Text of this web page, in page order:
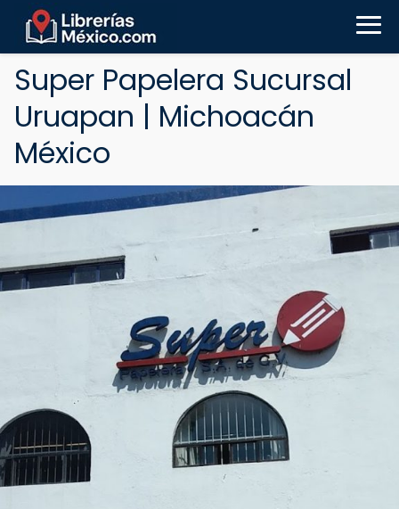
Super Papelera Sucursal
Uruapan | Michoacán
México